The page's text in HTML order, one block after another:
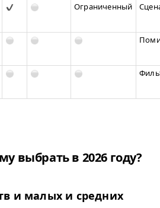
Ограниченный
выбрать в 2026 году?
и малых и средних